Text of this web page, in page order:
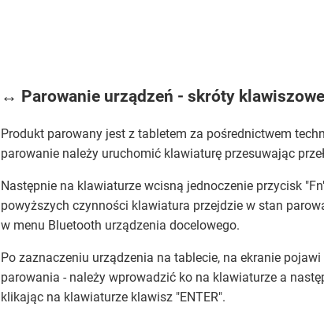
↔️ Parowanie urządzeń - skróty klawiszowe
Produkt parowany jest z tabletem za pośrednictwem
parowanie należy uruchomić klawiaturę przesuwając
Następnie na klawiaturze wcisną jednoczenie przycisk
powyższych czynności klawiatura przejdzie w stan
w menu Bluetooth urządzenia docelowego.
Po zaznaczeniu urządzenia na tablecie, na ekranie
parowania - należy wprowadzić ko na klawiaturze a
klikając na klawiaturze klawisz "ENTER".